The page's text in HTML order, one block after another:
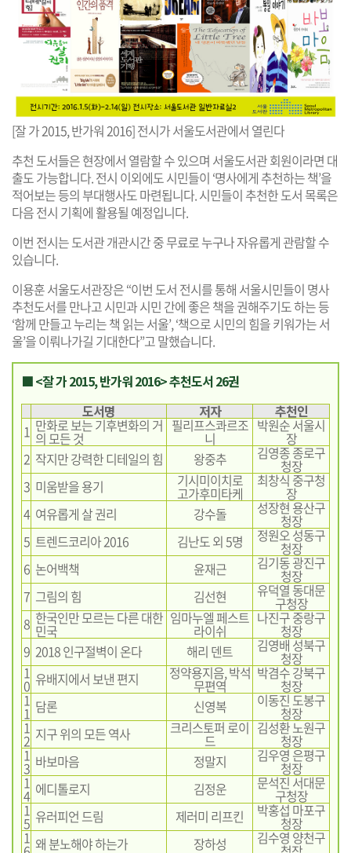
[잘 가 2015, 반가워 2016] 전시가 서울도서관에서 열린다
추천 도서들은 현장에서 열람할 수 있으며 서울도서관 회원이라면 대
출도 가능합니다. 전시 이외에도 시민들이 ‘명사에게 추천하는 책’을
적어보는 등의 부대행사도 마련됩니다. 시민들이 추천한 도서 목록은
다음 전시 기획에 활용될 예정입니다.
이번 전시는 도서관 개관시간 중 무료로 누구나 자유롭게 관람할 수
있습니다.
이용훈 서울도서관장은 “이번 도서 전시를 통해 서울시민들이 명사
추천도서를 만나고 시민과 시민 간에 좋은 책을 권해주기도 하는 등
‘함께 만들고 누리는 책 읽는 서울’, ‘책으로 시민의 힘을 키워가는 서
울’을 이뤄나가길 기대한다”고 말했습니다.
■ <잘 가 2015, 반가워 2016> 추천도서 26권
도서명
저자
추천인
1 만화로 보는 기후변화의 거
의 모든 것
필리프스콰르조
니
박원순 서울시
장
2 작지만 강력한 디테일의 힘 왕중추 김영종 종로구
청장
3 미움받을 용기 기시미이치로
고가후미타케
최창식 중구청
장
4 여유롭게 살 권리 강수돌 성장현 용산구
청장
5 트렌드코리아 2016 김난도 외 5명 정원오 성동구
청장
6 논어백책 윤재근 김기동 광진구
청장
7 그림의 힘 김선현 유덕열 동대문
구청장
8 한국인만 모르는 다른 대한
민국
임마누엘 페스트
라이쉬
나진구 중랑구
청장
9 2018 인구절벽이 온다 해리 덴트 김영배 성북구
청장
1
0 유배지에서 보낸 편지 정약용지음, 박석
무편역
박겸수 강북구
청장
1
1 담론 신영복 이동진 도봉구
청장
1
2 지구 위의 모든 역사 크리스토퍼 로이
드
김성환 노원구
청장
1
3 바보마음 정말지 김우영 은평구
청장
1
4 에디톨로지 김정운 문석진 서대문
구청장
1
5 유러피언 드림 제러미 리프킨 박홍섭 마포구
청장
1 왜 분노해야 하는가 장하성 김수영 양천구